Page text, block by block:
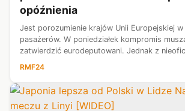
opóźnienia
Jest porozumienie krajów Unii Europejskiej
pasażerów. W poniedziałek kompromis
zatwierdzić eurodeputowani. Jednak z
RMF24